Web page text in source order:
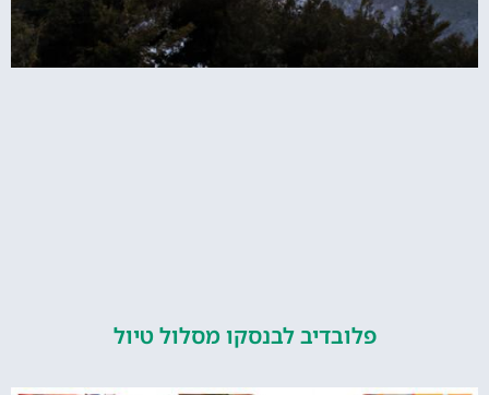
פלובדיב לבנסקו מסלול טיול